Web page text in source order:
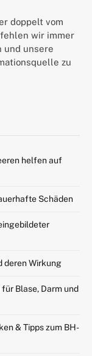
doppelt vom
wir immer
und unsere
zu
helfen auf
Schäden
deren Wirkung
Blase, Darm und
& Tipps zum BH-